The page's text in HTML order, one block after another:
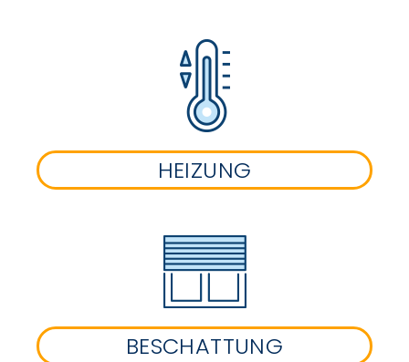
HEIZUNG
BESCHATTUNG